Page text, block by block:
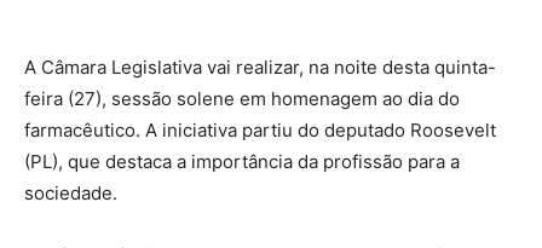
A Câmara Legislativa vai realizar, na noite desta quinta-
feira (27), sessão solene em homenagem ao dia do
farmacêutico. A iniciativa partiu do deputado Roosevelt
(PL), que destaca a importância da profissão para a
sociedade.